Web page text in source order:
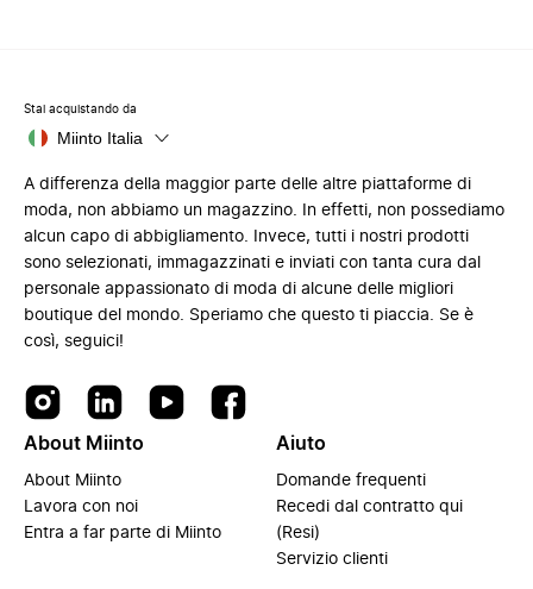
Stai acquistando da
Miinto Italia
A differenza della maggior parte delle altre piattaforme di
moda, non abbiamo un magazzino. In effetti, non possediamo
alcun capo di abbigliamento. Invece, tutti i nostri prodotti
sono selezionati, immagazzinati e inviati con tanta cura dal
personale appassionato di moda di alcune delle migliori
boutique del mondo. Speriamo che questo ti piaccia. Se è
così, seguici!
About Miinto
About Miinto
Lavora con noi
Entra a far parte di Miinto
Aiuto
Domande frequenti
Recedi dal contratto qui
(Resi)
Servizio clienti